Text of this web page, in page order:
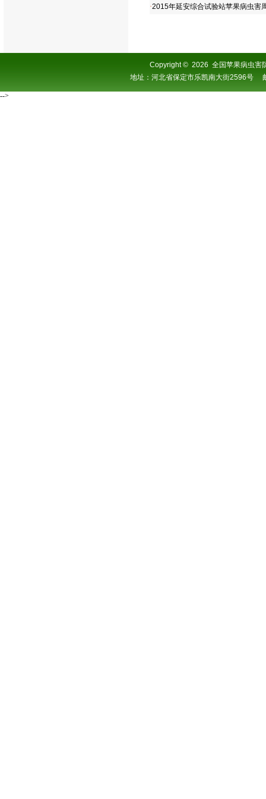
·2015年延安综合试验站苹果病虫害
Copyright© 2026 全国苹果病虫害
地址：河北省保定市乐凯南大街2596
-->